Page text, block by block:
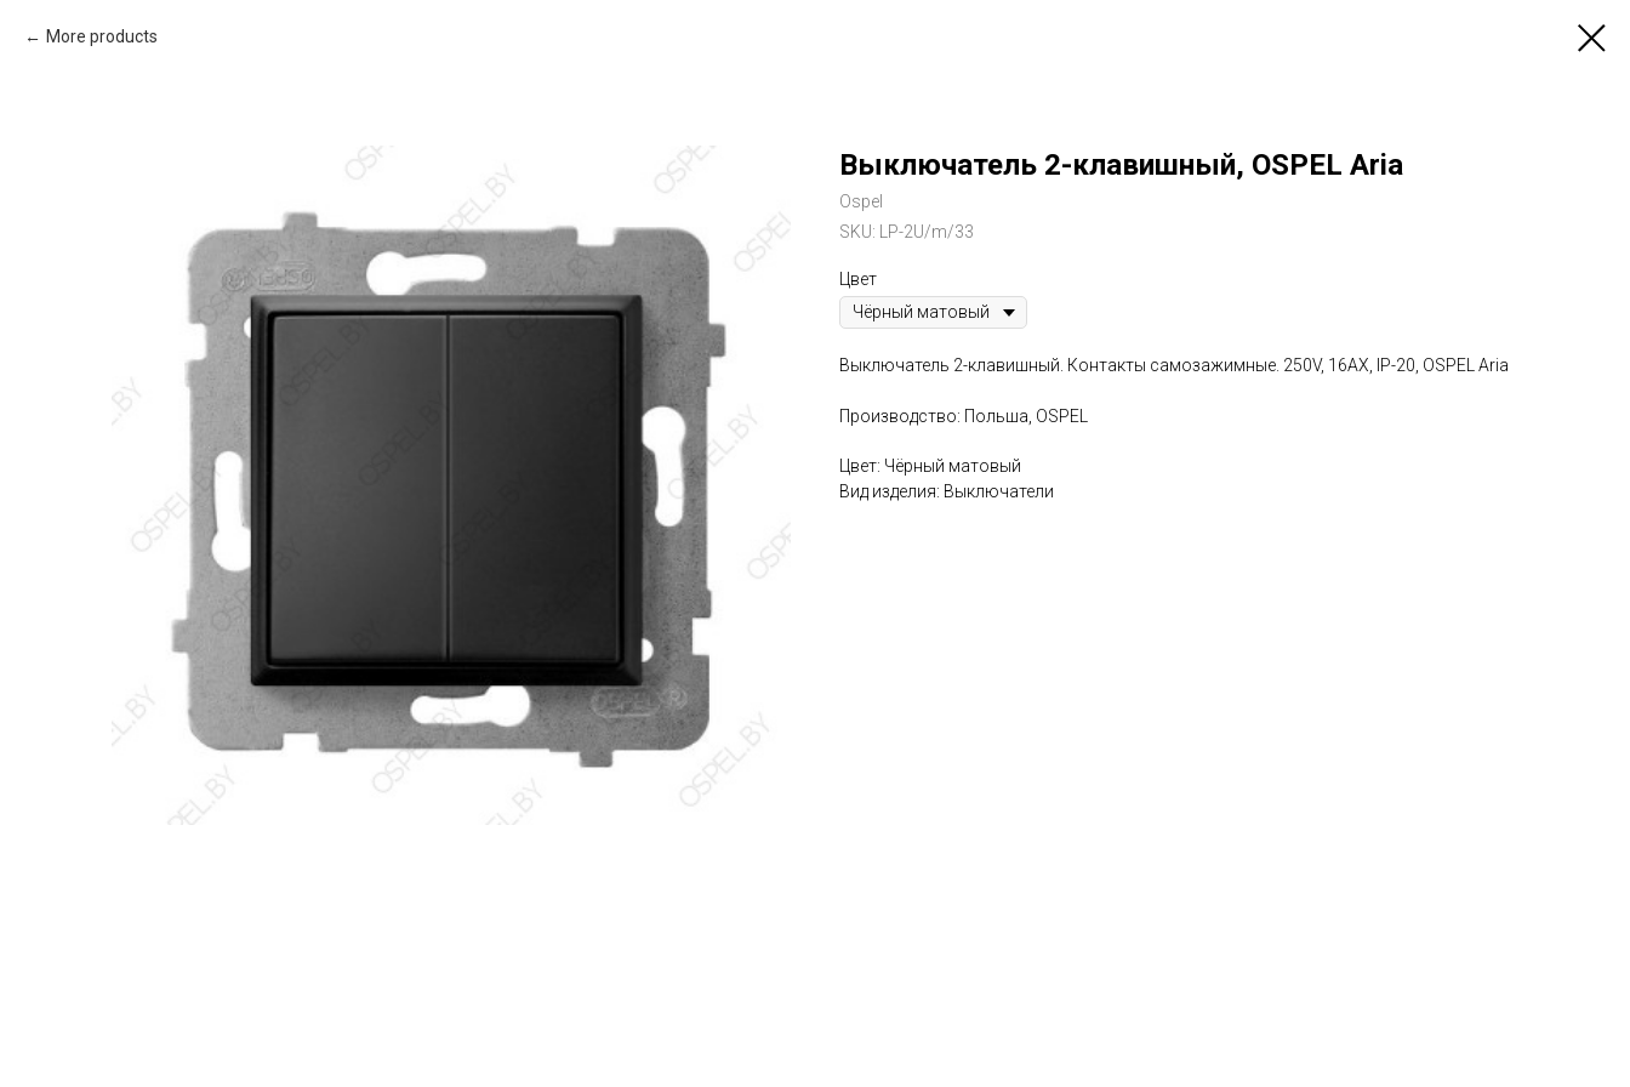
More products
Выключатель 2-клавишный, OSPEL Aria
Ospel
SKU:
LP-2U/m/33
Цвет
Выключатель 2-клавишный. Контакты самозажимные. 250V, 16AX, IP-20, OSPEL Aria
Производство: Польша, OSPEL
Цвет: Чёрный матовый
Вид изделия: Выключатели